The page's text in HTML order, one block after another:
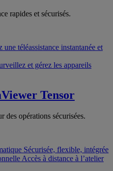
rapides et sécurisés.
une téléassistance instantanée et
et gérez les appareils
Tensor
des opérations sécurisées.
Sécurisée, flexible, intégrée
Accès à distance à l’atelier